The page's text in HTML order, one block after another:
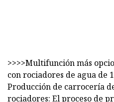
>>>>Multifunción más
con rociadores de agua de
Producción de carrocería
rociadores: El proceso de